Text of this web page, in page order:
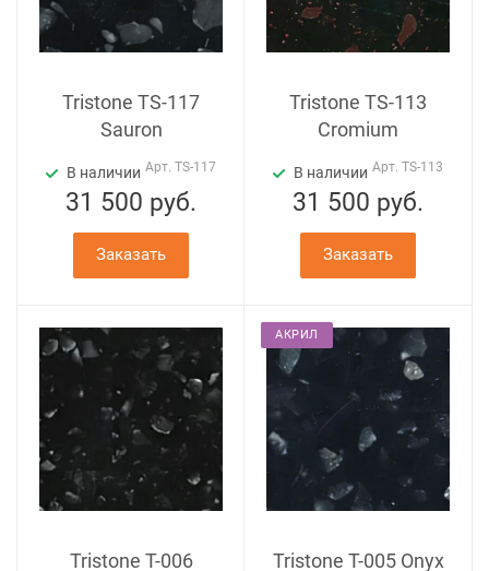
Tristone TS-117
Sauron
В наличии Арт. TS-117
31 500 руб.
Заказать
Tristone TS-113
Cromium
В наличии Арт. TS-113
31 500 руб.
Заказать
Tristone T-006
АКРИЛ
Tristone T-005 Onyx